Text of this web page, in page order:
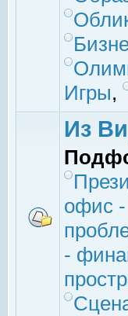
Игры,
Из
офис -
-